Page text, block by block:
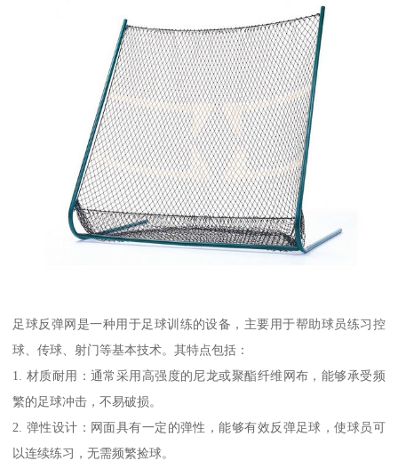
足球反弹网是一种用于足球训练的设备，主要用于帮助球员练习控
球、传球、射门等基本技术。其特点包括：
1. 材质耐用：通常采用高强度的尼龙或聚酯纤维网布，能够承受频
繁的足球冲击，不易破损。
2. 弹性设计：网面具有一定的弹性，能够有效反弹足球，使球员可
以连续练习，无需频繁捡球。